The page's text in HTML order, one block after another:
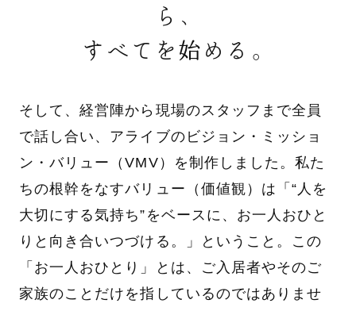
ら、
すべてを始める。
そして、経営陣から現場のスタッフまで全員
で話し合い、アライブのビジョン・ミッショ
ン・バリュー（VMV）を制作しました。私た
ちの根幹をなすバリュー（価値観）は「“人を
大切にする気持ち”をベースに、お一人おひと
りと向き合いつづける。」ということ。この
「お一人おひとり」とは、ご入居者やそのご
家族のことだけを指しているのではありませ